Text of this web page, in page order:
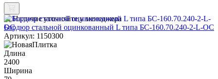
Наличие уточняйте у менеджера
Бордюр стальной оцинкованный L типа БС-160.70.240-2-L-ОС
Артикул: 1150300
Длина
2400
Ширина